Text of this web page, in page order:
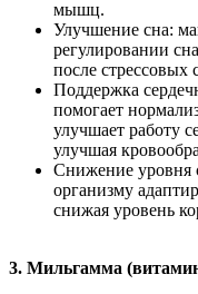
мышц.
Улучшение сна:
регулировании
после стрессовых
Поддержка
помогает
улучшает работу
улучшая
Снижение уровня
организму
снижая уровень
3. Мильгамма